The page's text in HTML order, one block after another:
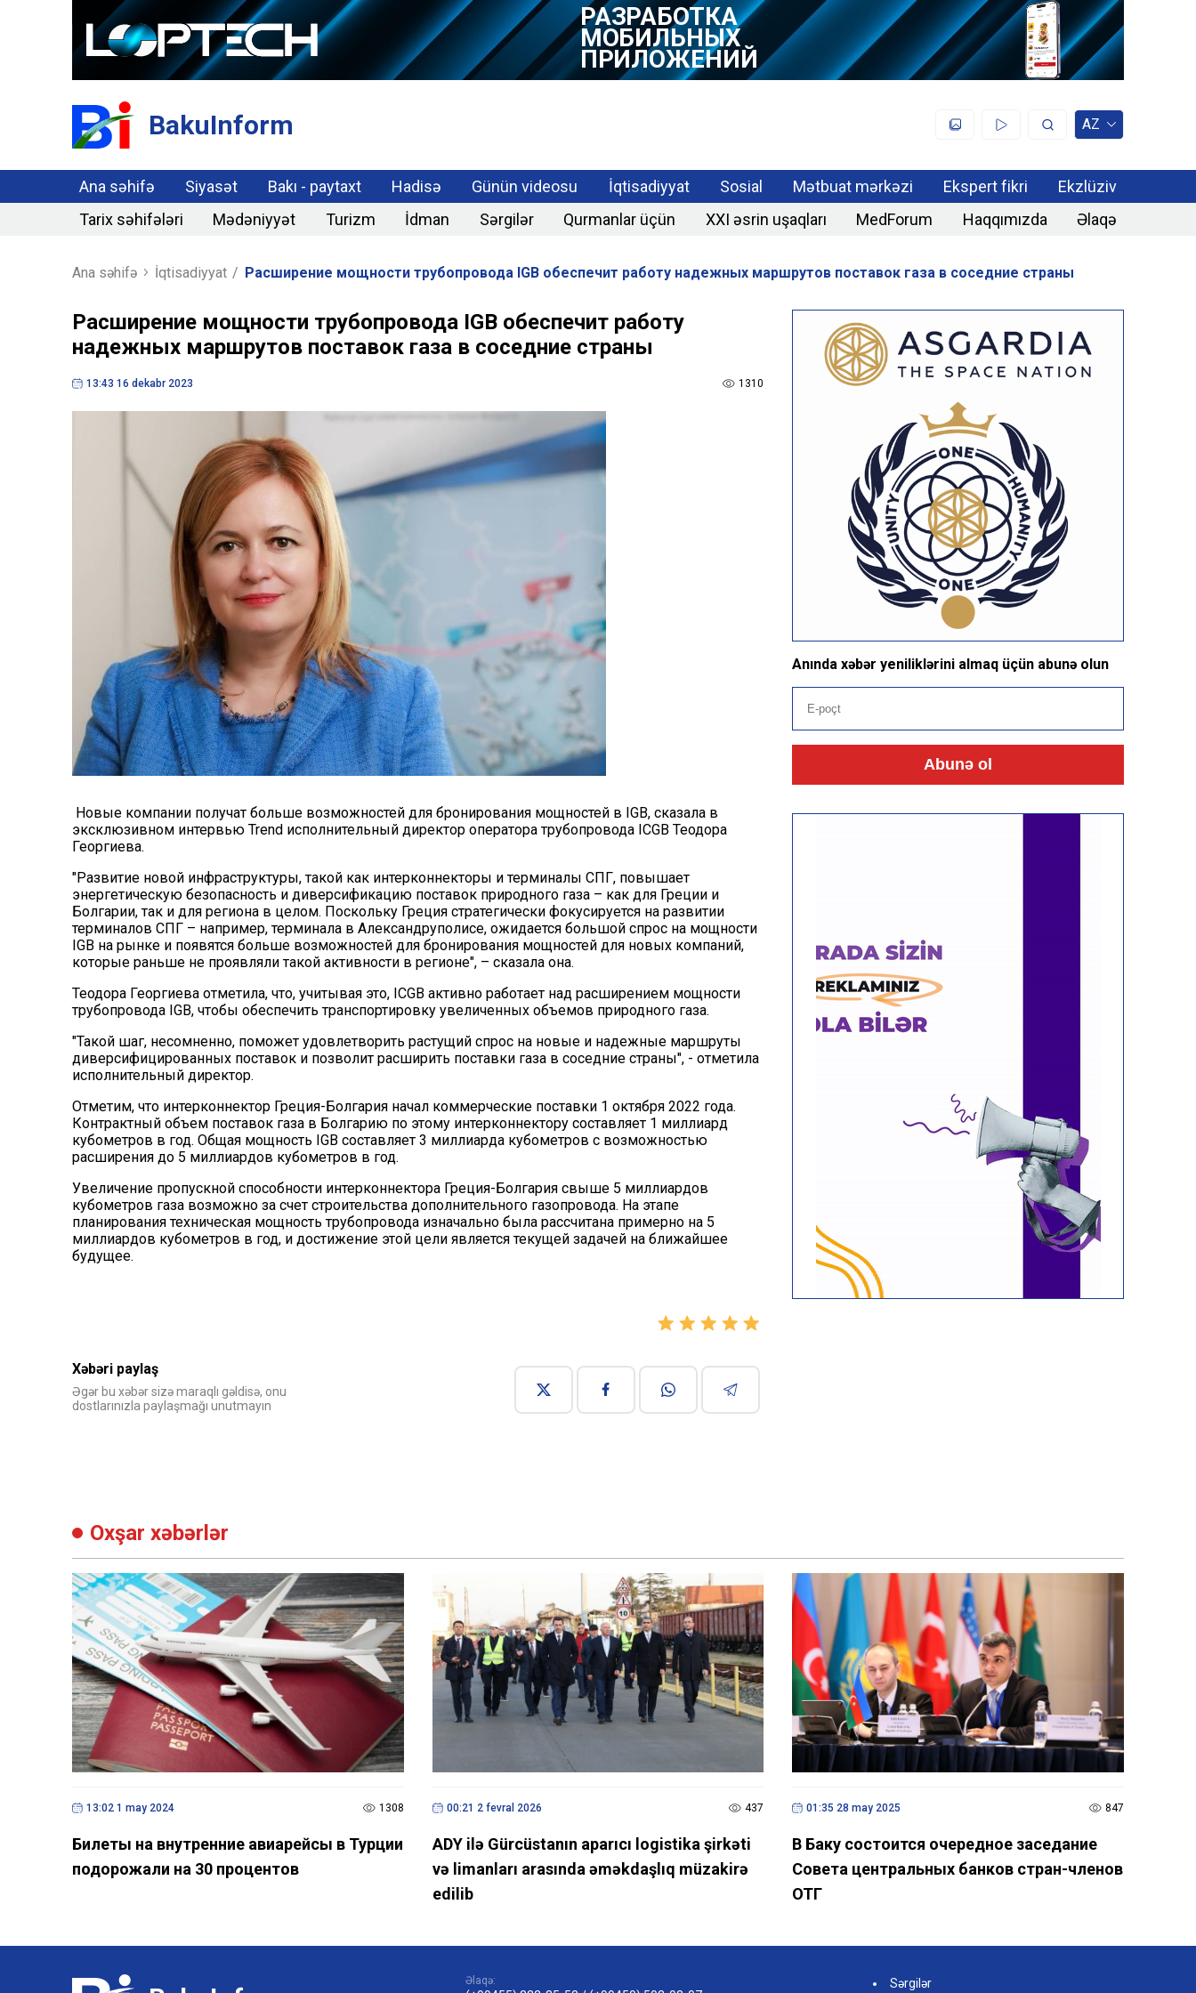
РАЗРАБОТКА
МОБИЛЬНЫХ
ПРИЛОЖЕНИЙ
BakuInform AZ
Ana səhifə Siyasət Bakı - paytaxt Hadisə Günün videosu İqtisadiyyat Sosial Mətbuat mərkəzi Ekspert fikri
Ekzlüziv
Tarix səhifələri
Mədəniyyət Turizm İdman Sərgilər Qurmanlar üçün XXI əsrin uşaqları MedForum Haqqımızda Əlaqə
Ana səhifə İqtisadiyyat / Расширение мощности трубопровода IGB обеспечит работу надежных маршрутов поставок газа в соседние страны
Расширение мощности трубопровода IGB обеспечит работу
надежных маршрутов поставок газа в соседние страны
13:43 16 dekabr 2023 1310
Новые компании получат больше возможностей для бронирования мощностей в IGB, сказала в
эксклюзивном интервью Trend исполнительный директор оператора трубопровода ICGB Теодора
Георгиева.
"Развитие новой инфраструктуры, такой как интерконнекторы и терминалы СПГ, повышает
энергетическую безопасность и диверсификацию поставок природного газа – как для Греции и
Болгарии, так и для региона в целом. Поскольку Греция стратегически фокусируется на развитии
терминалов СПГ – например, терминала в Александруполисе, ожидается большой спрос на мощности
IGB на рынке и появятся больше возможностей для бронирования мощностей для новых компаний,
которые раньше не проявляли такой активности в регионе", – сказала она.
Теодора Георгиева отметила, что, учитывая это, ICGB активно работает над расширением мощности
трубопровода IGB, чтобы обеспечить транспортировку увеличенных объемов природного газа.
"Такой шаг, несомненно, поможет удовлетворить растущий спрос на новые и надежные маршруты
диверсифицированных поставок и позволит расширить поставки газа в соседние страны", - отметила
исполнительный директор.
Отметим, что интерконнектор Греция-Болгария начал коммерческие поставки 1 октября 2022 года.
Контрактный объем поставок газа в Болгарию по этому интерконнектору составляет 1 миллиард
кубометров в год. Общая мощность IGB составляет 3 миллиарда кубометров с возможностью
расширения до 5 миллиардов кубометров в год.
Увеличение пропускной способности интерконнектора Греция-Болгария свыше 5 миллиардов
кубометров газа возможно за счет строительства дополнительного газопровода. На этапе
планирования техническая мощность трубопровода изначально была рассчитана примерно на 5
миллиардов кубометров в год, и достижение этой цели является текущей задачей на ближайшее
будущее.
Xəbəri paylaş
Əgər bu xəbər sizə maraqlı gəldisə, onu
dostlarınızla paylaşmağı unutmayın
Anında xəbər yeniliklərini almaq üçün abunə olun
Abunə ol
Oxşar xəbərlər
13:02 1 may 2024 1308
Билеты на внутренние авиарейсы в Турции
подорожали на 30 процентов
00:21 2 fevral 2026 437
ADY ilə Gürcüstanın aparıcı logistika şirkəti
və limanları arasında əməkdaşlıq müzakirə
edilib
01:35 28 may 2025 847
В Баку состоится очередное заседание
Совета центральных банков стран-членов
ОТГ
Əlaqə: Sərgilər